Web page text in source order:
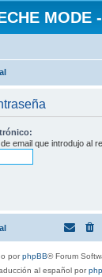
MODE
email que introdujo al
porphpBB® Forum
al español por